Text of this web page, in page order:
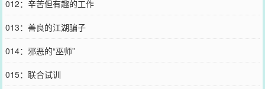
012：辛苦但有趣的工作
013：善良的江湖骗子
014：邪恶的“巫师”
015：联合试训